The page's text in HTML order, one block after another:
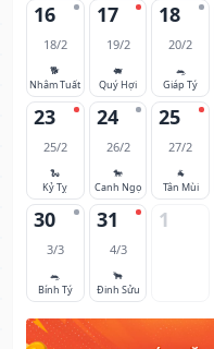
16
18/2
🐕
Nhâm Tuất
17
19/2
🐖
Quý Hợi
18
20/2
🐀
Giáp Tý
23
25/2
🐍
Kỷ Tỵ
24
26/2
🐎
Canh Ngọ
25
27/2
🐐
Tân Mùi
30
3/3
🐀
Bính Tý
31
4/3
🐂
Đinh Sửu
1